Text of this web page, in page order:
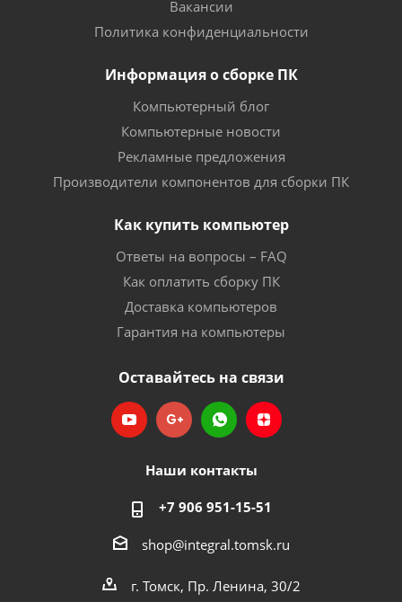
Вакансии
Политика конфиденциальности
Информация о сборке ПК
Компьютерный блог
Компьютерные новости
Рекламные предложения
Производители компонентов для сборки ПК
Как купить компьютер
Ответы на вопросы – FAQ
Как оплатить сборку ПК
Доставка компьютеров
Гарантия на компьютеры
Оставайтесь на связи
Наши контакты
+7 906 951-15-51
shop@integral.tomsk.ru
г. Томск, Пр. Ленина, 30/2